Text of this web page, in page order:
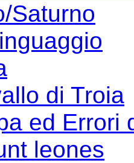
Saturno
di Troia
ed Errori
leones